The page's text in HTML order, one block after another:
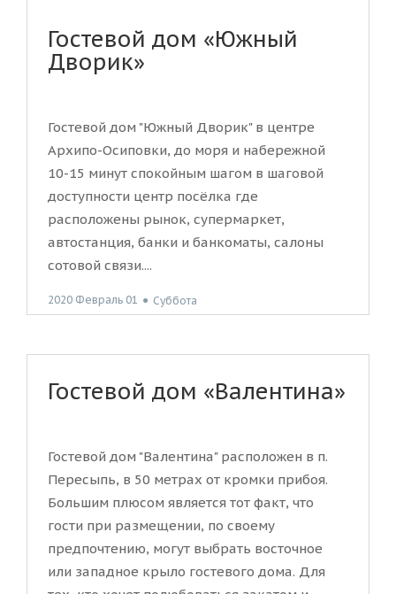
Гостевой дом «Южный
Дворик»
Гостевой дом "Южный Дворик" в центре
Архипо-Осиповки, до моря и набережной
10-15 минут спокойным шагом в шаговой
доступности центр посёлка где
расположены рынок, супермаркет,
автостанция, банки и банкоматы, салоны
сотовой связи....
2020 Февраль 01 ● Суббота
Гостевой дом «Валентина»
Гостевой дом "Валентина" расположен в п.
Пересыпь, в 50 метрах от кромки прибоя.
Большим плюсом является тот факт, что
гости при размещении, по своему
предпочтению, могут выбрать восточное
или западное крыло гостевого дома. Для